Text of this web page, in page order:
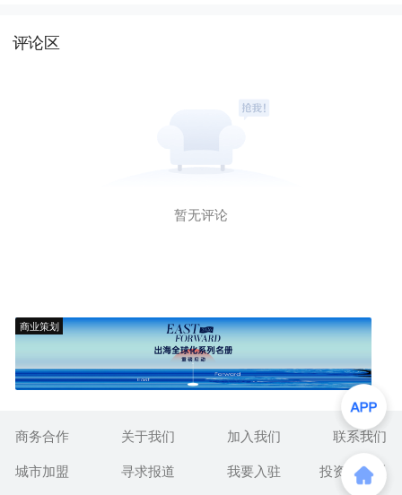
评论区
暂无评论
商业策划
商务合作 关于我们 加入我们
联系我们
城市加盟
寻求报道 我要入驻 投资者关系